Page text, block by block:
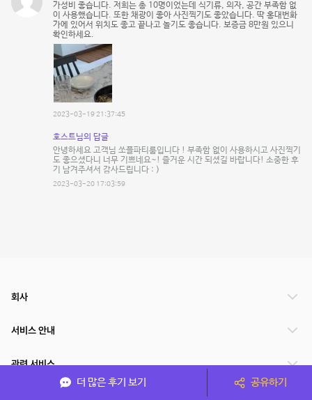
가성비 좋습니다. 저희는 총 10명이었는데 식기류, 의자, 공간 부족함 없
이 사용했습니다. 또한 채광이 좋아 사진찍기도 좋았습니다. 딱 홍대번화
가에 있어서 위치도 좋고 끝나고 놀기도 좋습니다. 보증금 8만원 있으니
확인하세요.
2023-03-19 21:37:45
호스트님의 답글
안녕하세요 고객님 쏘플파티룸입니다 ! 부족함 없이 사용하시고 사진찍기
도 좋으셨다니 너무 기쁘네요~! 즐거운 시간 되셨길 바랍니다! 소중한 후
기 남겨주셔서 감사드립니다 : )
2023-03-20 17:03:59
더 많은 후기 보기 공유하기
회사
서비스 안내
관련 서비스